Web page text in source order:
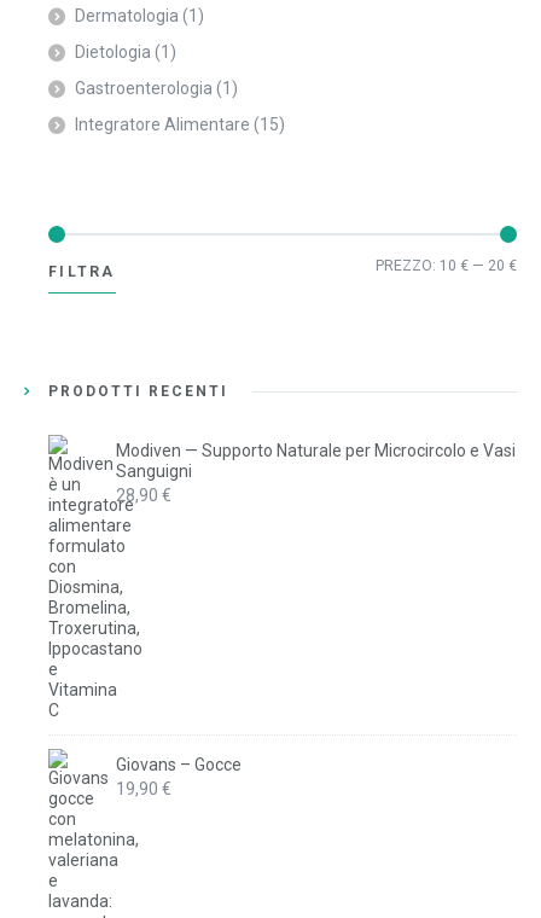
Dermatologia (1)
Dietologia (1)
Gastroenterologia (1)
Integratore Alimentare (15)
FILTRA PREZZO: 10 € — 20 €
PRODOTTI RECENTI
Modiven — Supporto Naturale per Microcircolo e Vasi
Sanguigni
28,90 €
Giovans – Gocce
19,90 €